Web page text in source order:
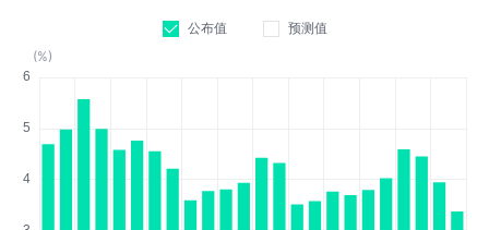
公布值
预测值
(%)